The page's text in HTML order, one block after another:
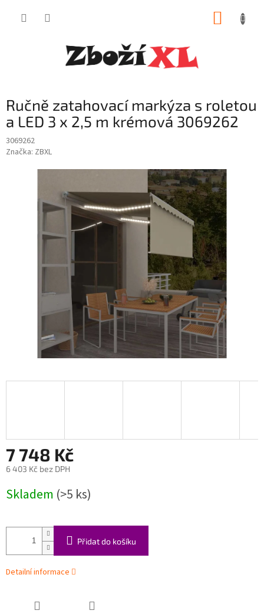
Ručně zatahovací markýza s roletou
a LED 3 x 2,5 m krémová 3069262
3069262
Značka: ZBXL
7 748 Kč
6 403 Kč bez DPH
cena:
Skladem (>5 ks)
Přidat do košíku
Detailní informace